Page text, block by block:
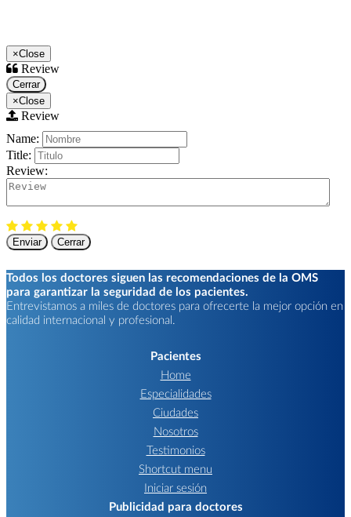
×Close
Review
Cerrar
×Close
Review
Name:
Title:
Review:
Enviar Cerrar
Todos los doctores siguen las recomendaciones de la OMS
para garantizar la seguridad de los pacientes.
Entrevistamos a miles de doctores para ofrecerte la mejor opción en
calidad internacional y profesional.
Pacientes
Home
Especialidades
Ciudades
Nosotros
Testimonios
Shortcut menu
Iniciar sesión
Publicidad para doctores